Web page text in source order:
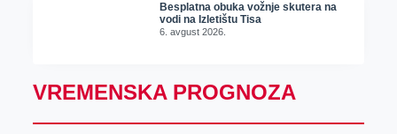
Besplatna obuka vožnje skutera na
vodi na Izletištu Tisa
6. avgust 2026.
VREMENSKA PROGNOZA